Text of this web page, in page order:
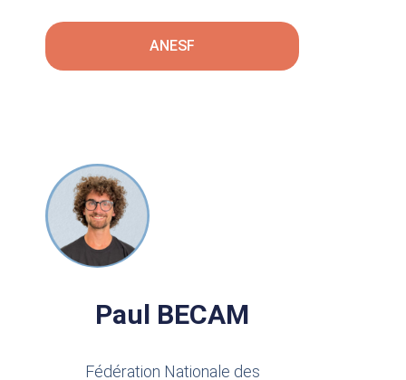
ANESF
Paul BECAM
Fédération Nationale des